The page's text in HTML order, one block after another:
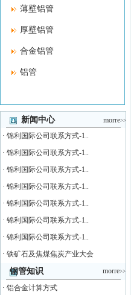
薄壁铝管
厚壁铝管
合金铝管
铝管
新闻中心 morre>>
· 锦利国际公司联系方式-1..
· 锦利国际公司联系方式-1..
· 锦利国际公司联系方式-1..
· 锦利国际公司联系方式-1..
· 锦利国际公司联系方式-1..
· 锦利国际公司联系方式-1..
· 锦利国际公司联系方式-1..
· 铁矿石及焦煤焦炭产业大会
钢管知识 morre>>
· 铝合金计算方式